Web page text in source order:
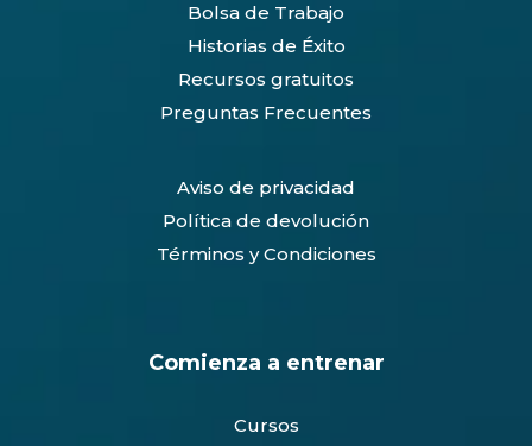
Bolsa de Trabajo
Historias de Éxito
Recursos gratuitos
Preguntas Frecuentes
Aviso de privacidad
Política de devolución
Términos y Condiciones
Comienza a entrenar
Cursos